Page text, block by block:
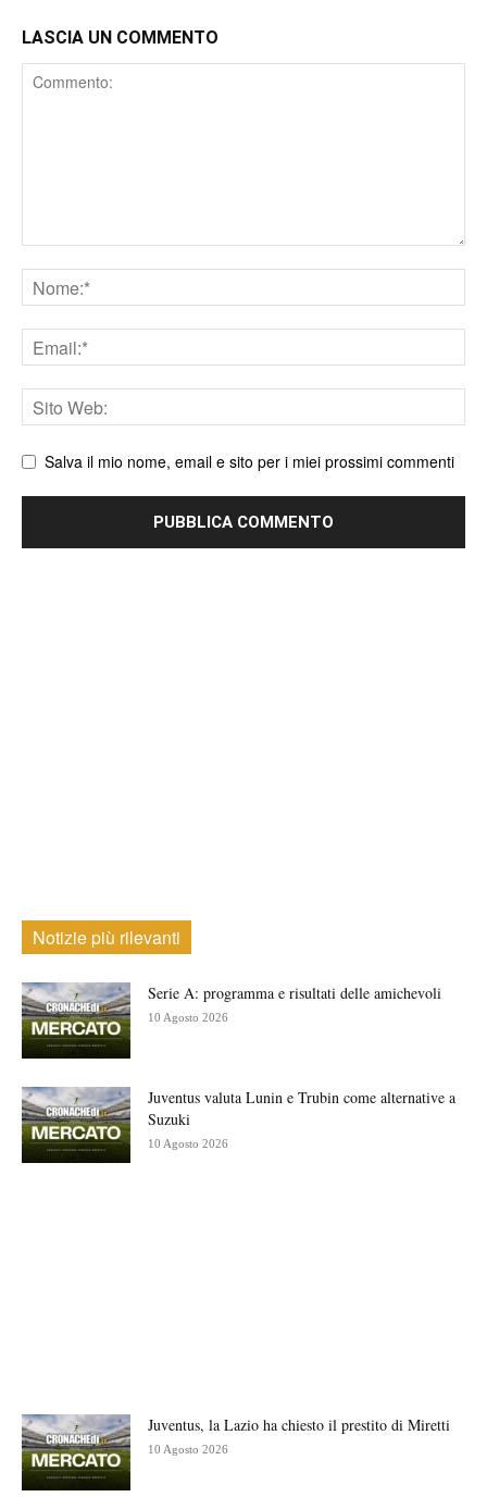
LASCIA UN COMMENTO
Comment
Nome
Email
Sito
web
Salva il mio nome, email e sito per i miei prossimi commenti
Notizie più rilevanti
Serie A: programma e risultati delle amichevoli
10 Agosto 2026
Juventus valuta Lunin e Trubin come alternative a
Suzuki
10 Agosto 2026
Juventus, la Lazio ha chiesto il prestito di Miretti
10 Agosto 2026